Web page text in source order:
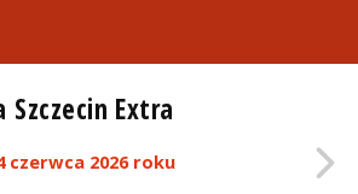
Szczecin Extra
czerwca 2026 roku